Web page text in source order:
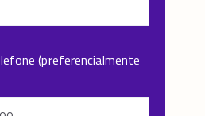
(preferencialmente